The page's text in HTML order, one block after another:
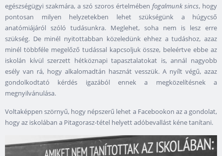
egészségügyi szakmára, a szó szoros értelmében fogalmunk sincs, hogy
pontosan milyen helyzetekben lehet szükségünk a húgycső
anatómiájáról szóló tudásunkra. Meglehet, soha nem is lesz erre
szükség. De minél nyitottabban közeledünk ehhez a tudáshoz, azaz
minél többféle megelőző tudással kapcsoljuk össze, beleértve ebbe az
iskolán kívül szerzett hétköznapi tapasztalatokat is, annál nagyobb
esély van rá, hogy alkalomadtán hasznát vesszük. A nyílt végű, azaz
gondolkodtató kérdés igazából ennek a megközelítésnek a
megnyilvánulása.
Voltaképpen szörnyű, hogy népszerű lehet a Facebookon az a gondolat,
hogy az iskolában a Pitagorasz-tétel helyett adóbevallást kéne tanítani.